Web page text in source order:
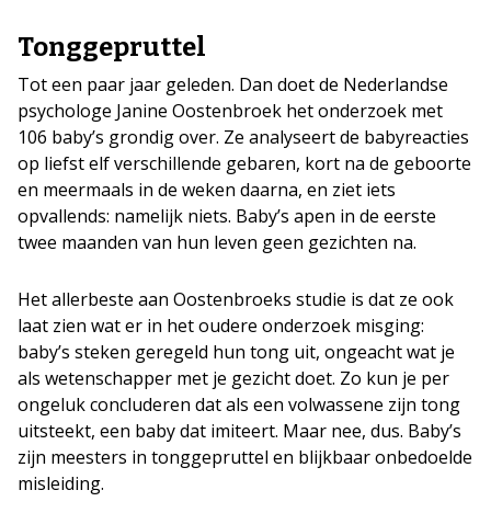
Tonggepruttel
Tot een paar jaar geleden. Dan doet de Nederlandse
psychologe Janine Oostenbroek het onderzoek met
106 baby’s grondig over. Ze analyseert de babyreacties
op liefst elf verschillende gebaren, kort na de geboorte
en meermaals in de weken daarna, en ziet iets
opvallends: namelijk niets. Baby’s apen in de eerste
twee maanden van hun leven geen gezichten na.
Het allerbeste aan Oostenbroeks studie is dat ze ook
laat zien wat er in het oudere onderzoek misging:
baby’s steken geregeld hun tong uit, ongeacht wat je
als wetenschapper met je gezicht doet. Zo kun je per
ongeluk concluderen dat als een volwassene zijn tong
uitsteekt, een baby dat imiteert. Maar nee, dus. Baby’s
zijn meesters in tonggepruttel en blijkbaar onbedoelde
misleiding.